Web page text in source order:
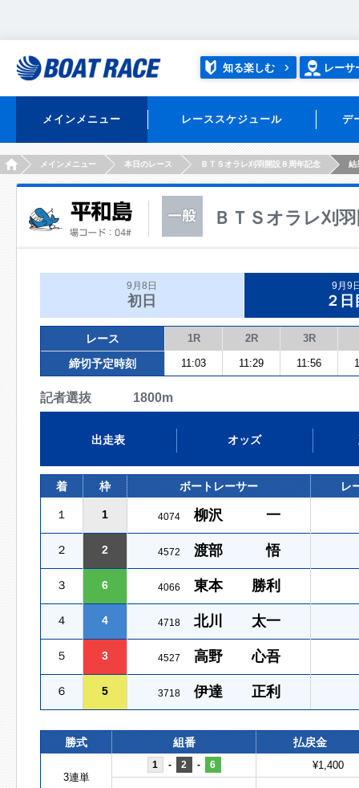
知る楽しむ レーサ
メインメニュー レーススケジュール デ
HOMEメインメニュー 本日のレース ＢＴＳオラレ刈羽開設８周年記念 結
ＢＴＳオラレ刈
9月8日
初日
9月9
２日
レース 1R 2R 3R
締切予定時刻 11:03 11:29 11:56
記者選抜 1800m
出走表 オッズ
着 枠 ボートレーサー レ
１ 1 4074 柳沢 一
２ 2 4572 渡部 悟
３ 6 4066 東本 勝利
４ 4 4718 北川 太一
５ 3 4527 高野 心吾
６ 5 3718 伊達 正利
勝式 組番 払戻金
3連単
1 - 2 - 6 ¥1,400